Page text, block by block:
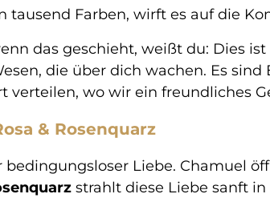
tausend Farben, wirft es auf die
das geschieht, weißt du: Dies
die über dich wachen. Es
verteilen, wo wir ein freundliches
& Rosenquarz
bedingungsloser Liebe. Chamuel
strahlt diese Liebe sanft in